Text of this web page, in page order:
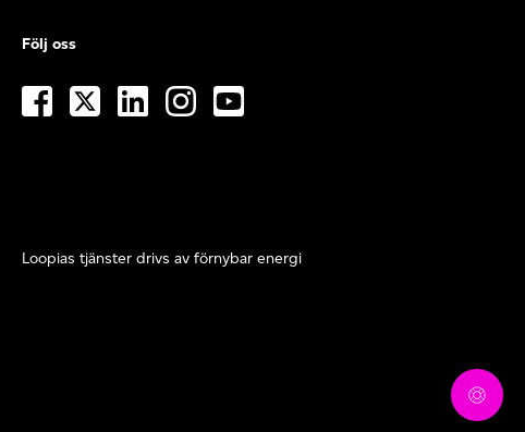
Följ oss
Loopias tjänster drivs av förnybar energi